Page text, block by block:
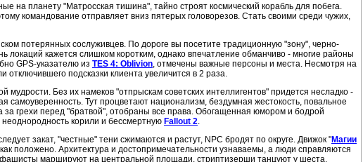
на планету "Матросская тишина", тайно строят космический корабль для побега.
командование отправляет вниз пятерых головорезов. Стать своими среди чужих,
потерянных сослуживцев. По дороге вы посетите традиционную "зону", черно-
локаций кажется слишком коротким, однако впечатление обманчиво - многие районы
GPS-указателю из TES 4: Oblivion , отмечены важные персоны и места. Несмотря на
подсказки клиента увеличится в 2 раза.
мудрости. Без их намеков "отпрыскам советских интеллигентов" придется несладко -
Тут процветают национализм, бездумная жестокость, повальное
грехи перед "братвой", отобраны все права. Обогащенная юмором и бодрой
корили и бессмертную Fallout 2
закат, "честные" тени сжимаются и растут, NPC бродят по округе. Движок "Магии
положено. Архитектура и достопримечательности узнаваемы, а люди справляются
маршируют на центральной площади, стриптизерши танцуют у шеста,